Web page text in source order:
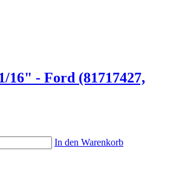
16" - Ford (81717427,
In den Warenkorb